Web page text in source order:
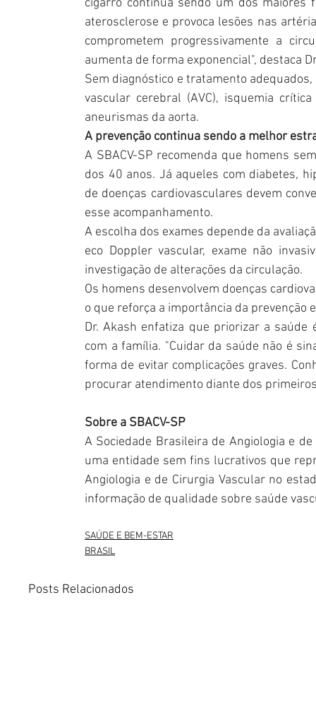
aterosclerose e provoca lesões nas
comprometem progressivamente a
aumenta de forma exponencial", destaca
Sem diagnóstico e tratamento
vascular cerebral (AVC), isquemia
aneurismas da aorta.
A prevenção continua sendo a melhor
A SBACV-SP recomenda que homens
dos 40 anos. Já aqueles com diabetes,
de doenças cardiovasculares devem
esse acompanhamento.
A escolha dos exames depende da
eco Doppler vascular, exame não
investigação de alterações da circulação.
Os homens desenvolvem doenças
o que reforça a importância da prevenção
Dr. Akash enfatiza que priorizar a
com a família. "Cuidar da saúde não é
forma de evitar complicações graves.
procurar atendimento diante dos
Sobre a SBACV-SP
A Sociedade Brasileira de Angiologia e
uma entidade sem fins lucrativos que
Angiologia e de Cirurgia Vascular no
informação de qualidade sobre saúde
SAÚDE E BEM-ESTAR
BRASIL
Posts Relacionados